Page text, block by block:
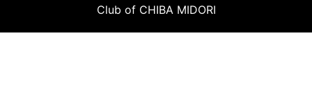
Club of CHIBA MIDORI